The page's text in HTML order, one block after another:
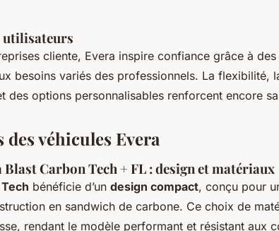
utilisateurs
cliente, Evera inspire confiance grâce à
besoins variés des professionnels. La flexibilité,
des options personnalisables renforcent encore
véhicules Evera
Carbon Tech + FL : design et matériaux
bénéficie d’un design compact, conçu pour
en sandwich de carbone. Ce choix de
rendant le modèle performant et résistant aux